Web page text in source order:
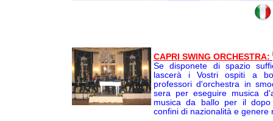
CAPRI SWING ORCHESTRA:
Se disponete di spazio
lascerà i Vostri ospiti a
professori d'orchestra in
sera per eseguire musica
musica da ballo per il
confini di nazionalità e genere